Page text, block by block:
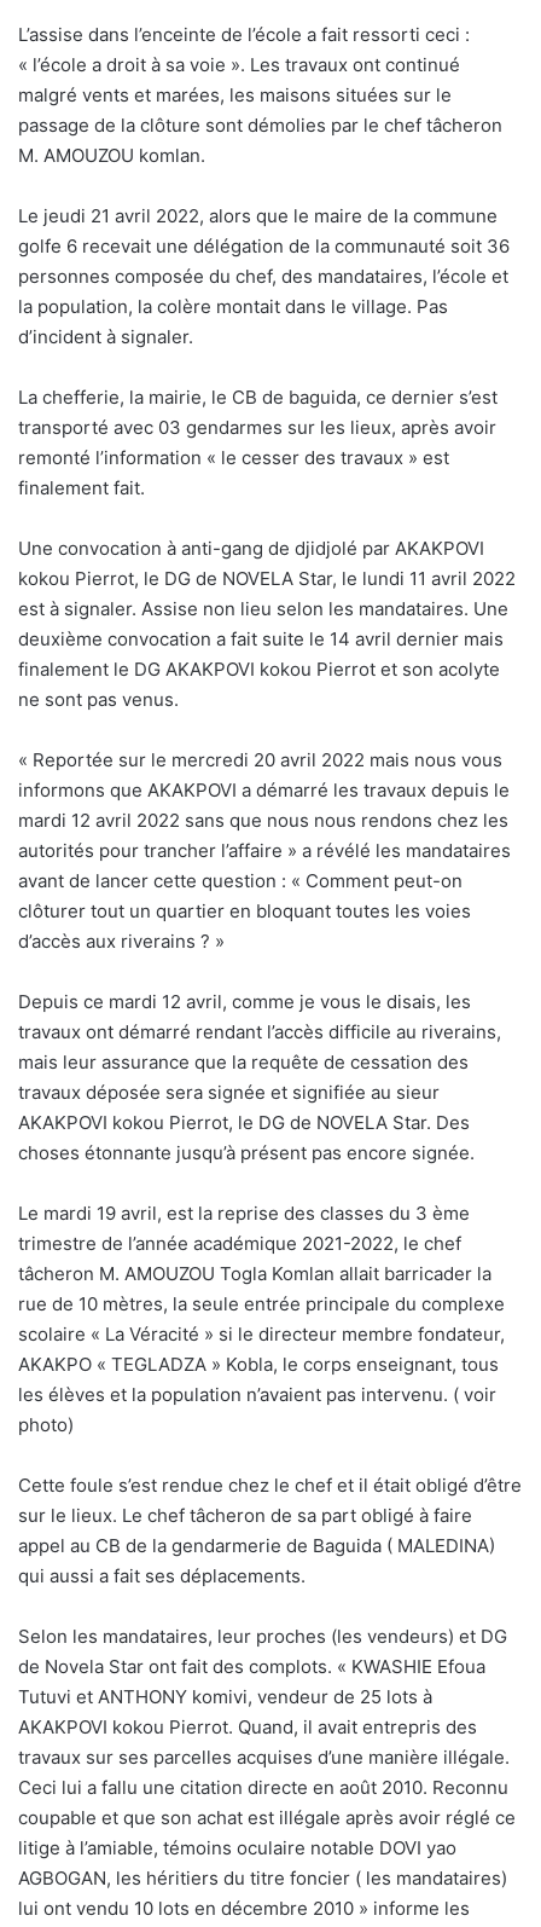
L’assise dans l’enceinte de l’école a fait ressorti ceci :
« l’école a droit à sa voie ». Les travaux ont continué
malgré vents et marées, les maisons situées sur le
passage de la clôture sont démolies par le chef tâcheron
M. AMOUZOU komlan.
Le jeudi 21 avril 2022, alors que le maire de la commune
golfe 6 recevait une délégation de la communauté soit 36
personnes composée du chef, des mandataires, l’école et
la population, la colère montait dans le village. Pas
d’incident à signaler.
La chefferie, la mairie, le CB de baguida, ce dernier s’est
transporté avec 03 gendarmes sur les lieux, après avoir
remonté l’information « le cesser des travaux » est
finalement fait.
Une convocation à anti-gang de djidjolé par AKAKPOVI
kokou Pierrot, le DG de NOVELA Star, le lundi 11 avril 2022
est à signaler. Assise non lieu selon les mandataires. Une
deuxième convocation a fait suite le 14 avril dernier mais
finalement le DG AKAKPOVI kokou Pierrot et son acolyte
ne sont pas venus.
« Reportée sur le mercredi 20 avril 2022 mais nous vous
informons que AKAKPOVI a démarré les travaux depuis le
mardi 12 avril 2022 sans que nous nous rendons chez les
autorités pour trancher l’affaire » a révélé les mandataires
avant de lancer cette question : « Comment peut-on
clôturer tout un quartier en bloquant toutes les voies
d’accès aux riverains ? »
Depuis ce mardi 12 avril, comme je vous le disais, les
travaux ont démarré rendant l’accès difficile au riverains,
mais leur assurance que la requête de cessation des
travaux déposée sera signée et signifiée au sieur
AKAKPOVI kokou Pierrot, le DG de NOVELA Star. Des
choses étonnante jusqu’à présent pas encore signée.
Le mardi 19 avril, est la reprise des classes du 3 ème
trimestre de l’année académique 2021-2022, le chef
tâcheron M. AMOUZOU Togla Komlan allait barricader la
rue de 10 mètres, la seule entrée principale du complexe
scolaire « La Véracité » si le directeur membre fondateur,
AKAKPO « TEGLADZA » Kobla, le corps enseignant, tous
les élèves et la population n’avaient pas intervenu. ( voir
photo)
Cette foule s’est rendue chez le chef et il était obligé d’être
sur le lieux. Le chef tâcheron de sa part obligé à faire
appel au CB de la gendarmerie de Baguida ( MALEDINA)
qui aussi a fait ses déplacements.
Selon les mandataires, leur proches (les vendeurs) et DG
de Novela Star ont fait des complots. « KWASHIE Efoua
Tutuvi et ANTHONY komivi, vendeur de 25 lots à
AKAKPOVI kokou Pierrot. Quand, il avait entrepris des
travaux sur ses parcelles acquises d’une manière illégale.
Ceci lui a fallu une citation directe en août 2010. Reconnu
coupable et que son achat est illégale après avoir réglé ce
litige à l’amiable, témoins oculaire notable DOVI yao
AGBOGAN, les héritiers du titre foncier ( les mandataires)
lui ont vendu 10 lots en décembre 2010 » informe les